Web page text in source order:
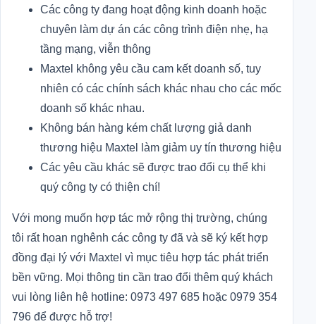
Các công ty đang hoạt động kinh doanh hoặc
chuyên làm dự án các công trình điện nhẹ, hạ
tầng mạng, viễn thông
Maxtel không yêu cầu cam kết doanh số, tuy
nhiên có các chính sách khác nhau cho các mốc
doanh số khác nhau.
Không bán hàng kém chất lượng giả danh
thương hiệu Maxtel làm giảm uy tín thương hiệu
Các yêu cầu khác sẽ được trao đổi cụ thể khi
quý công ty có thiện chí!
Với mong muốn hợp tác mở rộng thị trường, chúng
tôi rất hoan nghênh các công ty đã và sẽ ký kết hợp
đồng đại lý với Maxtel vì mục tiêu hợp tác phát triển
bền vững. Mọi thông tin cần trao đổi thêm quý khách
vui lòng liên hệ hotline: 0973 497 685 hoặc 0979 354
796 để được hỗ trợ!